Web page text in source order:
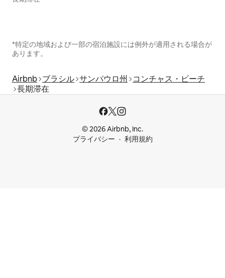
*特定の地域および一部の宿泊施設には例外が適用される場合が
あります。
Airbnb ブラシル サンパウロ州
コンチャス・ビーチ
長期滞在
© 2026 Airbnb, Inc.
プライバシー
利用規約